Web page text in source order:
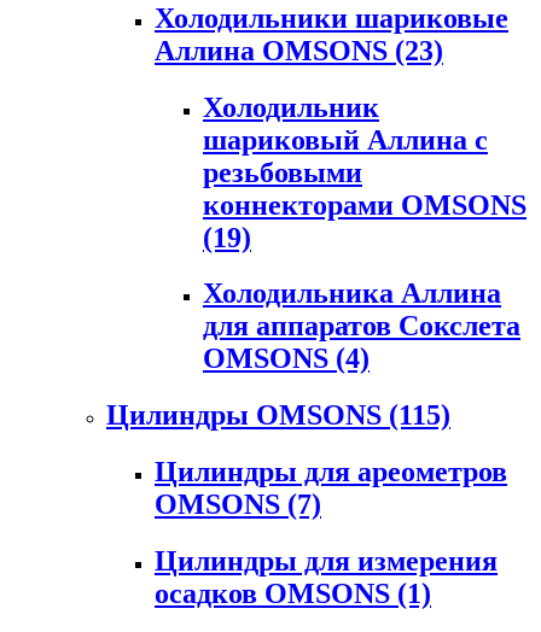
Холодильники шариковые
Аллина OMSONS (23)
Холодильник
шариковый Аллина с
резьбовыми
коннекторами OMSONS
(19)
Холодильника Аллина
для аппаратов Сокслета
OMSONS (4)
Цилиндры OMSONS (115)
Цилиндры для ареометров
OMSONS (7)
Цилиндры для измерения
осадков OMSONS (1)